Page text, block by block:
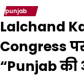
punjab
Lalchand
Congress
“Punjab